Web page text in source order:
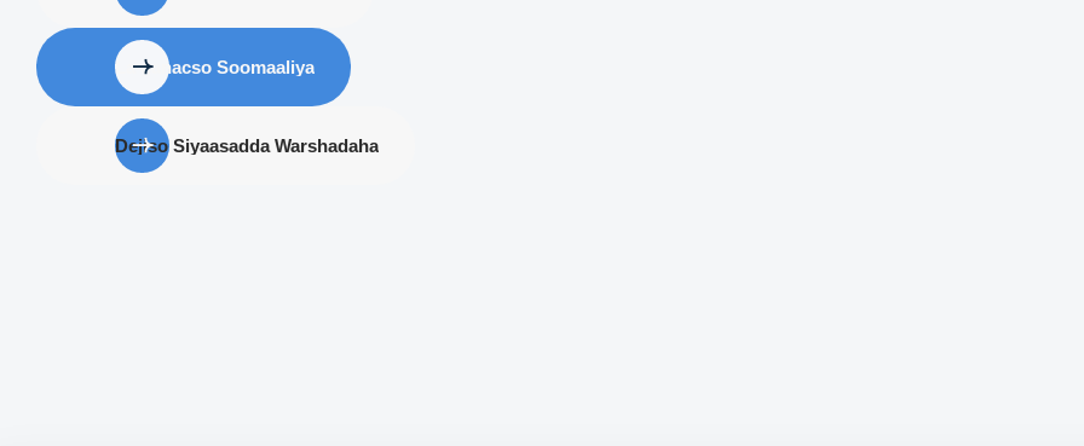
La ganacso Soomaaliya
Dejiso Siyaasadda Warshadaha